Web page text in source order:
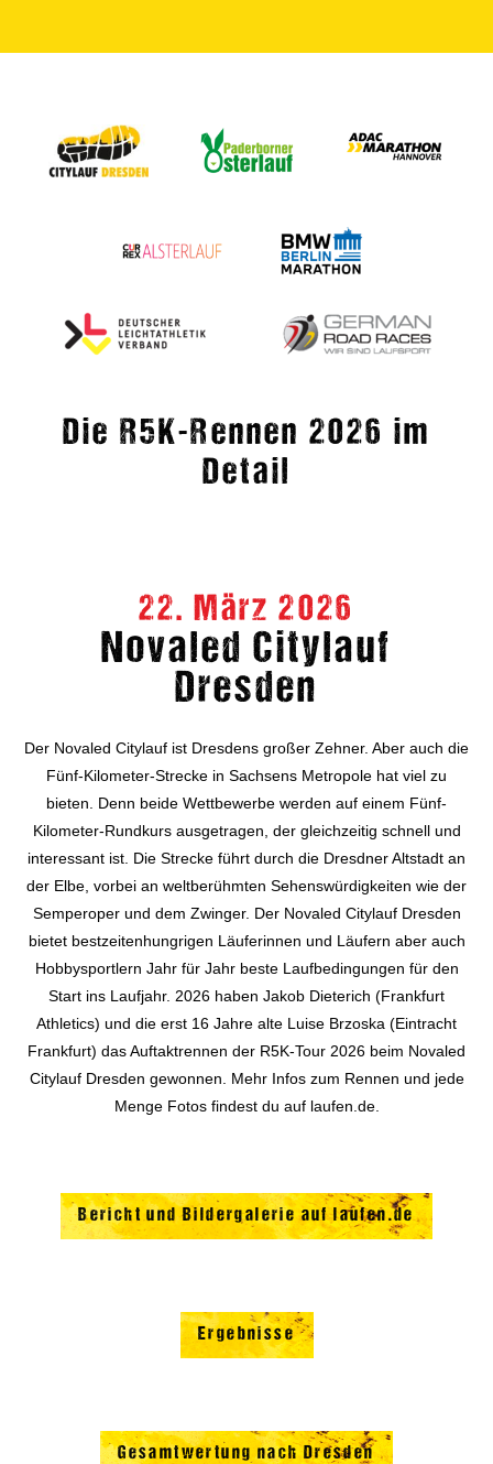
Die R5K-Rennen 2026 im
Detail
22. März 2026
Novaled Citylauf
Dresden
Der Novaled Citylauf ist Dresdens großer Zehner. Aber auch die
Fünf-Kilometer-Strecke in Sachsens Metropole hat viel zu
bieten. Denn beide Wettbewerbe werden auf einem Fünf-
Kilometer-Rundkurs ausgetragen, der gleichzeitig schnell und
interessant ist. Die Strecke führt durch die Dresdner Altstadt an
der Elbe, vorbei an weltberühmten Sehenswürdigkeiten wie der
Semperoper und dem Zwinger. Der Novaled Citylauf Dresden
bietet bestzeitenhungrigen Läuferinnen und Läufern aber auch
Hobbysportlern Jahr für Jahr beste Laufbedingungen für den
Start ins Laufjahr. 2026 haben Jakob Dieterich (Frankfurt
Athletics) und die erst 16 Jahre alte Luise Brzoska (Eintracht
Frankfurt) das Auftaktrennen der R5K-Tour 2026 beim Novaled
Citylauf Dresden gewonnen. Mehr Infos zum Rennen und jede
Menge Fotos findest du auf laufen.de.
Bericht und Bildergalerie auf laufen.de
Ergebnisse
Gesamtwertung nach Dresden